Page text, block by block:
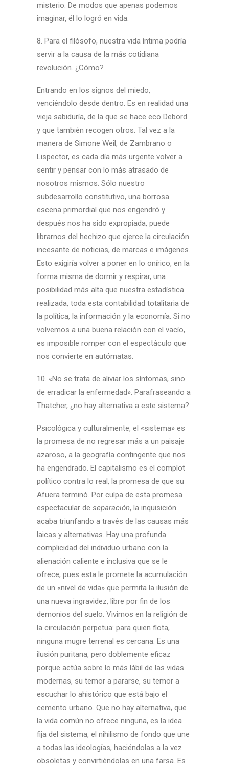
misterio. De modos que apenas podemos
imaginar, él lo logró en vida.
8. Para el filósofo, nuestra vida íntima podría
servir a la causa de la más cotidiana
revolución. ¿Cómo?
Entrando en los signos del miedo,
venciéndolo desde dentro. Es en realidad una
vieja sabiduría, de la que se hace eco Debord
y que también recogen otros. Tal vez a la
manera de Simone Weil, de Zambrano o
Lispector, es cada día más urgente volver a
sentir y pensar con lo más atrasado de
nosotros mismos. Sólo nuestro
subdesarrollo constitutivo, una borrosa
escena primordial que nos engendró y
después nos ha sido expropiada, puede
librarnos del hechizo que ejerce la circulación
incesante de noticias, de marcas e imágenes.
Esto exigiría volver a poner en lo onírico, en la
forma misma de dormir y respirar, una
posibilidad más alta que nuestra estadística
realizada, toda esta contabilidad totalitaria de
la política, la información y la economía. Si no
volvemos a una buena relación con el vacío,
es imposible romper con el espectáculo que
nos convierte en autómatas.
10. «No se trata de aliviar los síntomas, sino
de erradicar la enfermedad». Parafraseando a
Thatcher, ¿no hay alternativa a este sistema?
Psicológica y culturalmente, el «sistema» es
la promesa de no regresar más a un paisaje
azaroso, a la geografía contingente que nos
ha engendrado. El capitalismo es el complot
político contra lo real, la promesa de que su
Afuera terminó. Por culpa de esta promesa
espectacular de separación, la inquisición
acaba triunfando a través de las causas más
laicas y alternativas. Hay una profunda
complicidad del individuo urbano con la
alienación caliente e inclusiva que se le
ofrece, pues esta le promete la acumulación
de un «nivel de vida» que permita la ilusión de
una nueva ingravidez, libre por fin de los
demonios del suelo. Vivimos en la religión de
la circulación perpetua: para quien flota,
ninguna mugre terrenal es cercana. Es una
ilusión puritana, pero doblemente eficaz
porque actúa sobre lo más lábil de las vidas
modernas, su temor a pararse, su temor a
escuchar lo ahistórico que está bajo el
cemento urbano. Que no hay alternativa, que
la vida común no ofrece ninguna, es la idea
fija del sistema, el nihilismo de fondo que une
a todas las ideologías, haciéndolas a la vez
obsoletas y convirtiéndolas en una farsa. Es